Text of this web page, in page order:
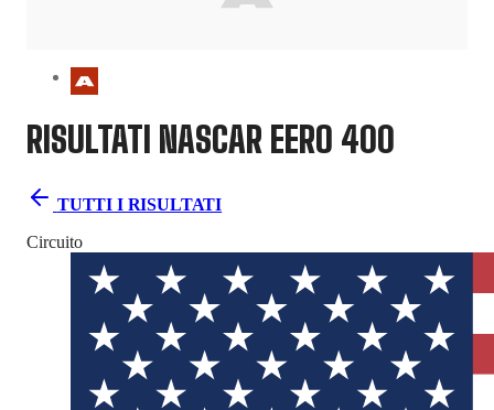
RISULTATI NASCAR EERO 400
TUTTI I RISULTATI
Circuito